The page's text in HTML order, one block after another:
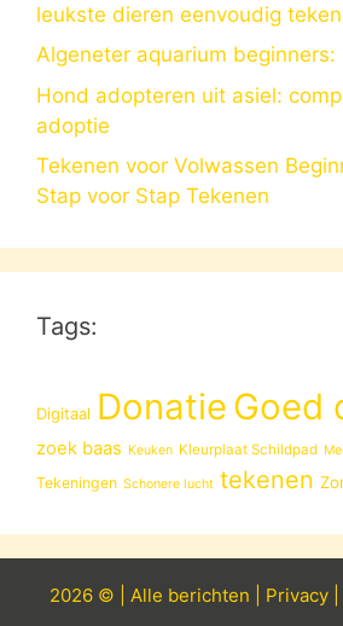
leukste dieren eenvoudig
Algeneter aquarium beginners:
Hond adopteren uit asiel:
adoptie
Tekenen voor Volwassen
Stap voor Stap Tekenen
Tags:
Digitaal Donatie Goed
zoek baas Keuken Kleurplaat Schildpad
Tekeningen Schonere lucht tekenen
2026 © | Alle berichten Privacy|